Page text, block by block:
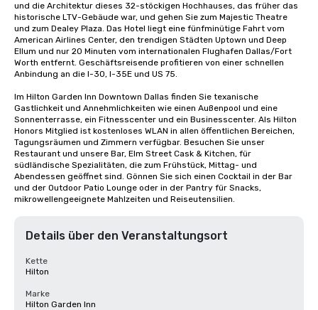
und die Architektur dieses 32-stöckigen Hochhauses, das früher das
historische LTV-Gebäude war, und gehen Sie zum Majestic Theatre
und zum Dealey Plaza. Das Hotel liegt eine fünfminütige Fahrt vom
American Airlines Center, den trendigen Städten Uptown und Deep
Ellum und nur 20 Minuten vom internationalen Flughafen Dallas/Fort
Worth entfernt. Geschäftsreisende profitieren von einer schnellen
Anbindung an die I-30, I-35E und US 75.
Im Hilton Garden Inn Downtown Dallas finden Sie texanische
Gastlichkeit und Annehmlichkeiten wie einen Außenpool und eine
Sonnenterrasse, ein Fitnesscenter und ein Businesscenter. Als Hilton
Honors Mitglied ist kostenloses WLAN in allen öffentlichen Bereichen,
Tagungsräumen und Zimmern verfügbar. Besuchen Sie unser
Restaurant und unsere Bar, Elm Street Cask & Kitchen, für
südländische Spezialitäten, die zum Frühstück, Mittag- und
Abendessen geöffnet sind. Gönnen Sie sich einen Cocktail in der Bar
und der Outdoor Patio Lounge oder in der Pantry für Snacks,
mikrowellengeeignete Mahlzeiten und Reiseutensilien.
Details über den Veranstaltungsort
Kette
Hilton
Marke
Hilton Garden Inn